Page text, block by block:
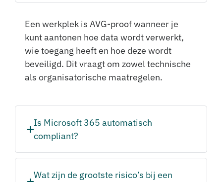
Een werkplek is AVG-proof wanneer je
kunt aantonen hoe data wordt verwerkt,
wie toegang heeft en hoe deze wordt
beveiligd. Dit vraagt om zowel technische
als organisatorische maatregelen.
Is Microsoft 365 automatisch
compliant?
Wat zijn de grootste risico’s bij een